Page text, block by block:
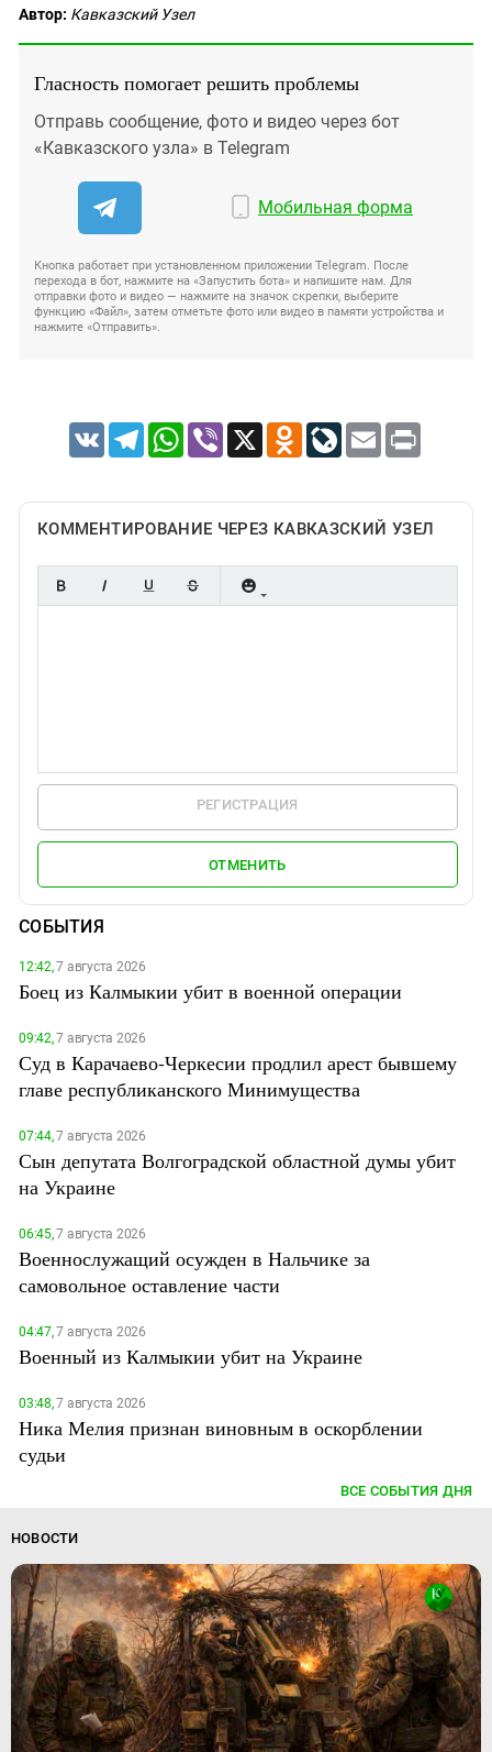
Автор: Кавказский Узел
Гласность помогает решить проблемы
Отправь сообщение, фото и видео через бот
«Кавказского узла» в Telegram
Мобильная форма
Кнопка работает при установленном приложении Telegram. После
перехода в бот, нажмите на «Запустить бота» и напишите нам. Для
отправки фото и видео — нажмите на значок скрепки, выберите
функцию «Файл», затем отметьте фото или видео в памяти устройства и
нажмите «Отправить».
VK TelegramWhatsApp
Viber X Odnoklassniki
LiveJournal
Email Print
КОММЕНТИРОВАНИЕ ЧЕРЕЗ КАВКАЗСКИЙ УЗЕЛ
РЕГИСТРАЦИЯ
ОТМЕНИТЬ
СОБЫТИЯ
12:42,7 августа 2026
Боец из Калмыкии убит в военной операции
09:42,7 августа 2026
Суд в Карачаево-Черкесии продлил арест бывшему
главе республиканского Минимущества
07:44,7 августа 2026
Сын депутата Волгоградской областной думы убит
на Украине
06:45,7 августа 2026
Военнослужащий осужден в Нальчике за
самовольное оставление части
04:47,7 августа 2026
Военный из Калмыкии убит на Украине
03:48,7 августа 2026
Ника Мелия признан виновным в оскорблении
судьи
ВСЕ СОБЫТИЯ ДНЯ
НОВОСТИ